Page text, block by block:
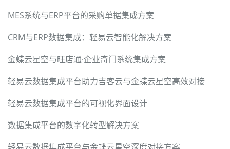
MES系统与ERP平台的采购单据集成方案
CRM与ERP数据集成：轻易云智能化解决方案
金蝶云星空与旺店通·企业奇门系统集成方案
轻易云数据集成平台助力吉客云与金蝶云星空高效对接
轻易云数据集成平台的可视化界面设计
数据集成平台的数字化转型解决方案